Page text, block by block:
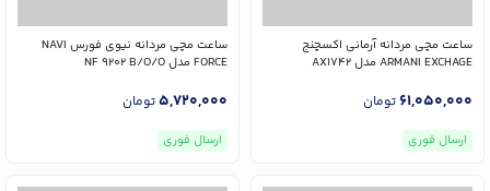
ساعت مچی مردانه آرمانی اکسچنج
ARMANI EXCHAGE مدل AX1742
61,050,000 تومان
ارسال فوری
ساعت مچی مردانه نیوی فورس NAVI
FORCE مدل NF 9202 B/O/O
5,720,000تومان
ارسال فوری